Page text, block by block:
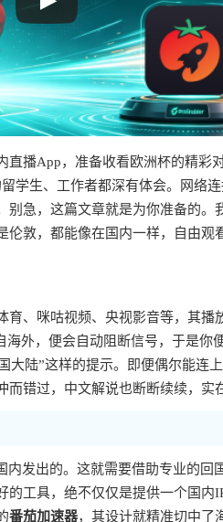
播App，准备收看欧洲杯的精彩
学生、工作者都深有体会。网络
急，这篇文章就是为你准备的。
敦，都能像在国内一样，自由观
、咪咕视频、央视影音等，其播
外，便会自动阻断信号，于是你
大陆”这样的提示。即便偶尔能连
错过，中文解说也断断续续，实
发出的。这就需要借助专业的回
工具，绝不仅仅是提供一个国内
番茄加速器，其设计就精准切中了